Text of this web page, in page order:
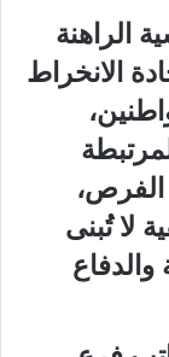
الراهنة
الانخراط
الفرص،
لا تُبنى
والدفاع